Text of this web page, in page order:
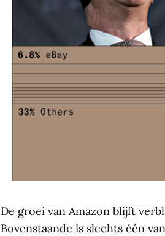
De groei van Amazon blijft
Bovenstaande is slechts één